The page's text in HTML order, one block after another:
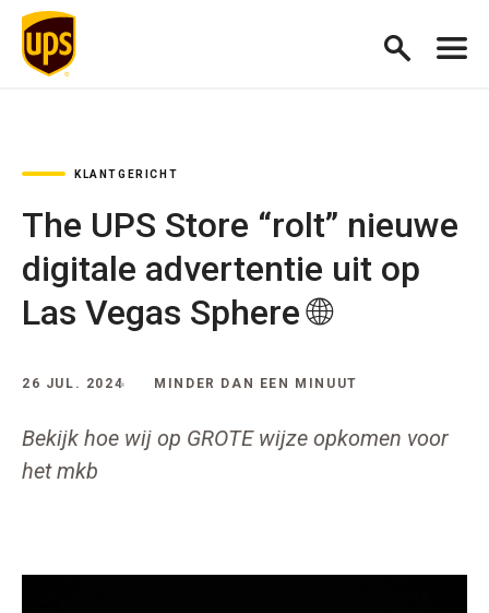
KLANTGERICHT
The UPS Store “rolt” nieuwe
digitale advertentie uit op
Las Vegas Sphere 🌐
26 JUL. 2024 MINDER DAN EEN MINUUT
Bekijk hoe wij op GROTE wijze opkomen voor
het mkb